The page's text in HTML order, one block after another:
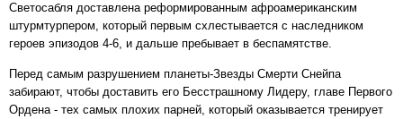
Светосабля доставлена реформированным афроамериканским
штурмтурпером, который первым схлестывается с наследником
героев эпизодов 4-6, и дальше пребывает в беспамятстве.
Перед самым разрушением планеты-Звезды Смерти Снейпа
забирают, чтобы доставить его Бесстрашному Лидеру, главе Первого
Ордена - тех самых плохих парней, который оказывается тренирует